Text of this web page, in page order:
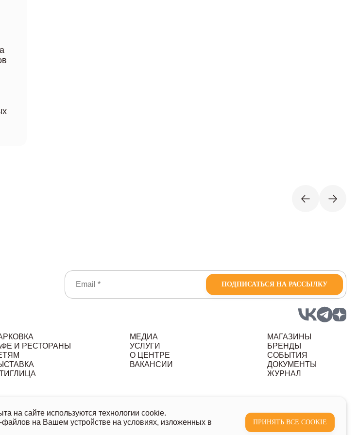
ПОДПИСАТЬСЯ НА РАССЫЛКУ
И РЕСТОРАНЫ
МЕДИА
УСЛУГИ
О ЦЕНТРЕ
ВАКАНСИИ
МАГАЗИНЫ
БРЕНДЫ
СОБЫТИЯ
ДОКУМЕНТЫ
ЖУРНАЛ
информационный характер.
на сайте используются технологии cookie.
на Вашем устройстве на условиях, изложенных в
ПРИНЯТЬ ВСЕ COOKIE